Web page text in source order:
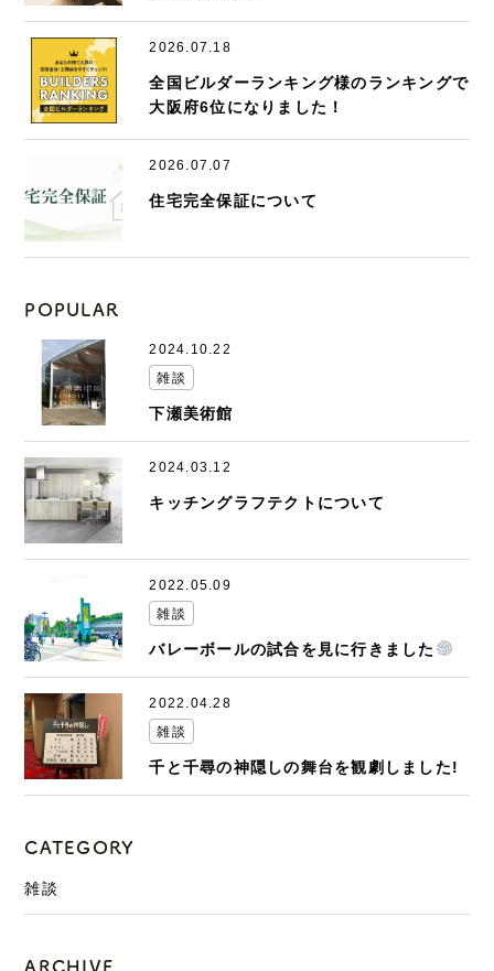
2026.07.18
全国ビルダーランキング様のランキングで
大阪府6位になりました！
2026.07.07
住宅完全保証について
POPULAR
2024.10.22
雑談
下瀬美術館
2024.03.12
キッチングラフテクトについて
2022.05.09
雑談
バレーボールの試合を見に行きました
2022.04.28
雑談
千と千尋の神隠しの舞台を観劇しました!
CATEGORY
雑談
ARCHIVE